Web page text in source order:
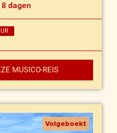
8 dagen
MUSICO-REIS
Volgeboekt